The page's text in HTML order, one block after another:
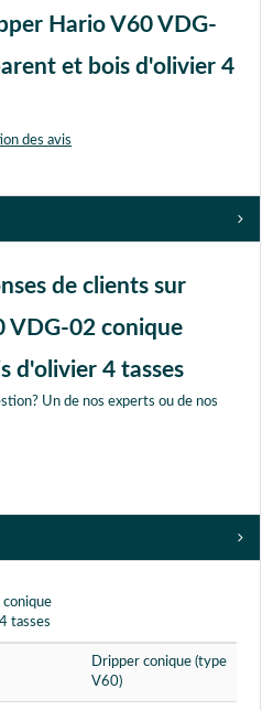
Hario V60 VDG-
et bois d'olivier 4
des avis
de clients sur
VDG-02 conique
d'olivier 4 tasses
Un de nos experts ou de nos
tasses
Dripper conique (type
V60)